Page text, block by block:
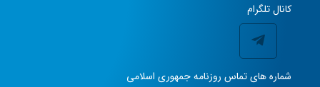
کانال تلگرام
شماره های تماس روزنامه جمهوری اسلامی